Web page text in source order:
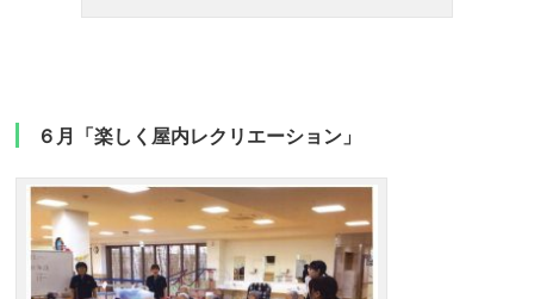
６月「楽しく屋内レクリエーション」